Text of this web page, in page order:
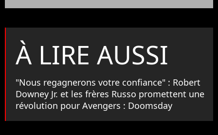
À LIRE AUSSI
"Nous regagnerons votre confiance" : Robert
Downey Jr. et les frères Russo promettent une
révolution pour Avengers : Doomsday